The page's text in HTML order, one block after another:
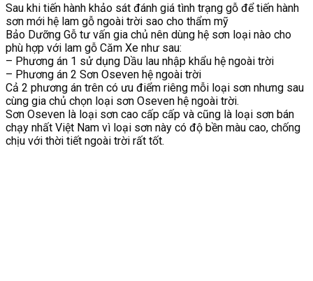
Sau khi tiến hành khảo sát đánh giá tình trạng gỗ để tiến hành
sơn mới hệ lam gỗ ngoài trời sao cho thẩm mỹ
Bảo Dưỡng Gỗ tư vấn gia chủ nên dùng hệ sơn loại nào cho
phù hợp với lam gỗ Căm Xe như sau:
– Phương án 1 sử dụng Dầu lau nhập khẩu hệ ngoài trời
– Phương án 2 Sơn Oseven hệ ngoài trời
Cả 2 phương án trên có ưu điểm riêng mỗi loại sơn nhưng sau
cùng gia chủ chọn loại sơn Oseven hệ ngoài trời.
Sơn Oseven là loại sơn cao cấp cấp và cũng là loại sơn bán
chạy nhất Việt Nam vì loại sơn này có độ bền màu cao, chống
chịu với thời tiết ngoài trời rất tốt.